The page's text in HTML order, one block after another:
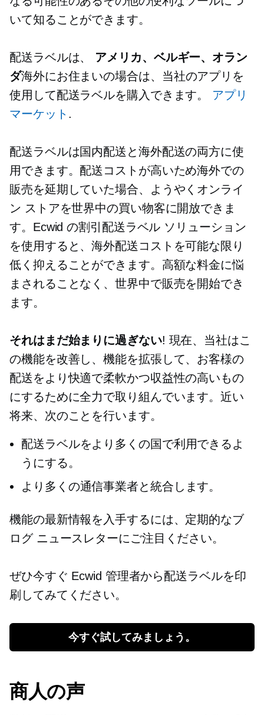
いて知ることができます。
配送ラベルは、 アメリカ、ベルギー、オラン
ダ海外にお住まいの場合は、当社のアプリを
使用して配送ラベルを購入できます。 アプリ
マーケット .
配送ラベルは国内配送と海外配送の両方に使
用できます。配送コストが高いため海外での
販売を延期していた場合、ようやくオンライ
ン ストアを世界中の買い物客に開放できま
す。Ecwid の割引配送ラベル ソリューション
を使用すると、海外配送コストを可能な限り
低く抑えることができます。高額な料金に悩
まされることなく、世界中で販売を開始でき
ます。
それはまだ始まりに過ぎない! 現在、当社はこ
の機能を改善し、機能を拡張して、お客様の
配送をより快適で柔軟かつ収益性の高いもの
にするために全力で取り組んでいます。近い
将来、次のことを行います。
配送ラベルをより多くの国で利用できるよ
うにする。
より多くの通信事業者と統合します。
機能の最新情報を入手するには、定期的なブ
ログ ニュースレターにご注目ください。
ぜひ今すぐ Ecwid 管理者から配送ラベルを印
刷してみてください。
今すぐ試してみましょう。
商人の声